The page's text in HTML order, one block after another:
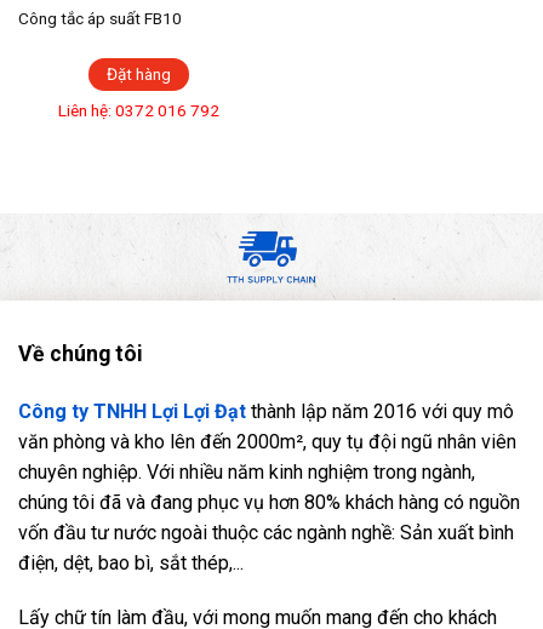
Công tắc áp suất FB10
Đặt hàng
Liên hệ: 0372 016 792
Về chúng tôi
Công ty TNHH Lợi Lợi Đạt thành lập năm 2016 với quy mô
văn phòng và kho lên đến 2000m², quy tụ đội ngũ nhân viên
chuyên nghiệp. Với nhiều năm kinh nghiệm trong ngành,
chúng tôi đã và đang phục vụ hơn 80% khách hàng có nguồn
vốn đầu tư nước ngoài thuộc các ngành nghề: Sản xuất bình
điện, dệt, bao bì, sắt thép,...
Lấy chữ tín làm đầu, với mong muốn mang đến cho khách